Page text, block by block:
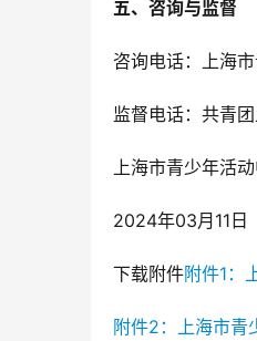
五、咨询与监督
咨询电话：上海
监督电话：共青
上海市青少年活
2024年03月11日
下载附件附件1：
附件2：上海市青